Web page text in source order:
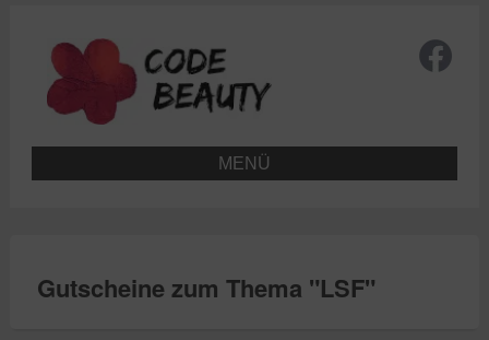
MENÜ
Gutscheine zum Thema "LSF"